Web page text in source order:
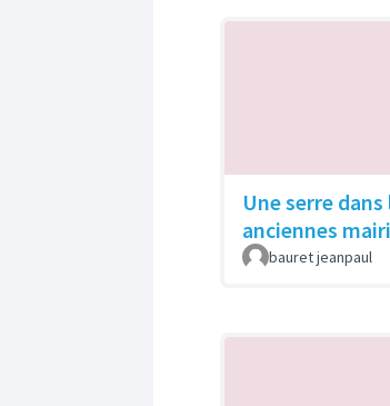
Une serre dans
anciennes
bauret jeanpaul